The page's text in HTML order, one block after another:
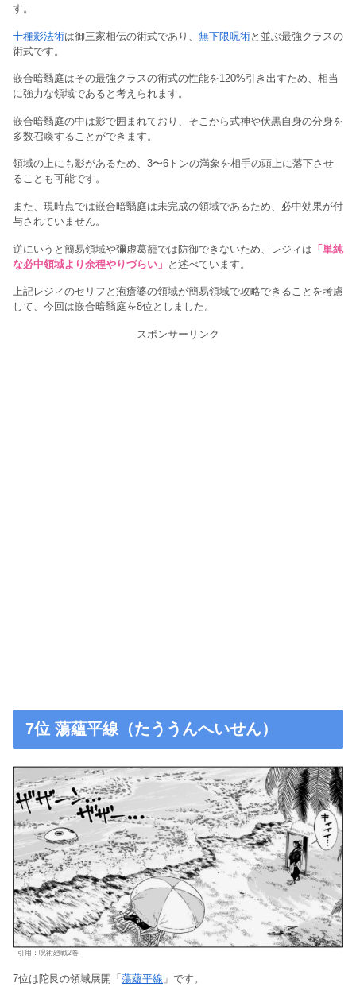
す。
十種影法術は御三家相伝の術式であり、 無下限呪術と並ぶ最強クラスの
術式です。
嵌合暗翳庭はその最強クラスの術式の性能を120%引き出すため、相当
に強力な領域であると考えられます。
嵌合暗翳庭の中は影で囲まれており、そこから式神や伏黒自身の分身を
多数召喚することができます。
領域の上にも影があるため、3〜6トンの満象を相手の頭上に落下させ
ることも可能です。
また、現時点では嵌合暗翳庭は未完成の領域であるため、必中効果が付
与されていません。
逆にいうと簡易領域や彌虚葛籠では防御できないため、レジィは 「単純
な必中領域より余程やりづらい」 と述べています。
上記レジィのセリフと疱瘡婆の領域が簡易領域で攻略できることを考慮
して、今回は嵌合暗翳庭を8位としました。
スポンサーリンク
7位 蕩蘊平線（たううんへいせん）
引用：呪術廻戦2巻
7位は陀艮の領域展開「蕩蘊平線 」です。